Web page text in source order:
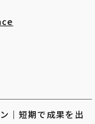
｜短期で成果を出